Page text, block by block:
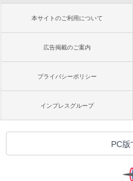
本サイトのご利用について
広告掲載のご案内
プライバシーポリシー
インプレスグループ
PC版